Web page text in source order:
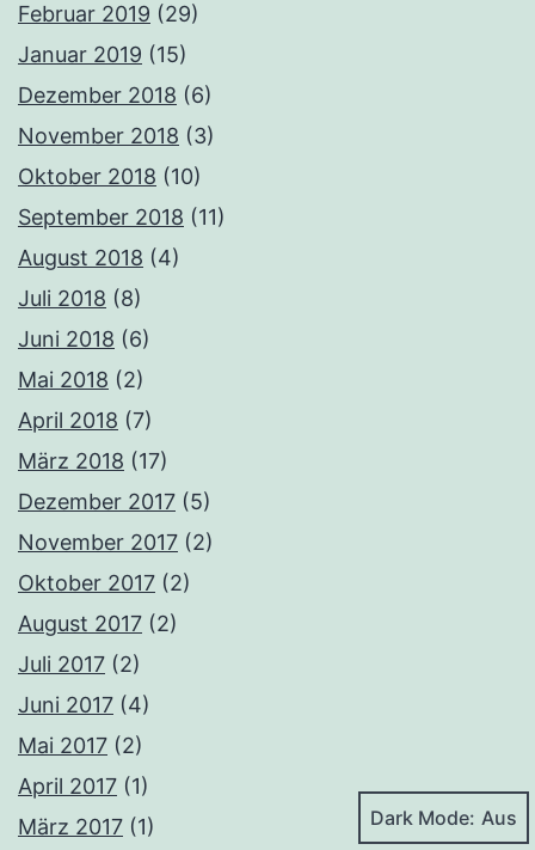
Februar 2019 (29)
Januar 2019 (15)
Dezember 2018 (6)
November 2018 (3)
Oktober 2018 (10)
September 2018 (11)
August 2018 (4)
Juli 2018 (8)
Juni 2018 (6)
Mai 2018 (2)
April 2018 (7)
März 2018 (17)
Dezember 2017 (5)
November 2017 (2)
Oktober 2017 (2)
August 2017 (2)
Juli 2017 (2)
Juni 2017 (4)
Mai 2017 (2)
April 2017 (1)
März 2017 (1) Dark Mode: